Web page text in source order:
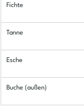
Fichte
Tanne
Esche
Buche (außen)